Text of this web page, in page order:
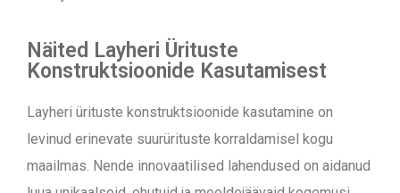
Näited Layheri Ürituste
Konstruktsioonide Kasutamisest
Layheri ürituste konstruktsioonide kasutamine on
levinud erinevate suurürituste korraldamisel kogu
maailmas. Nende innovaatilised lahendused on aidanud